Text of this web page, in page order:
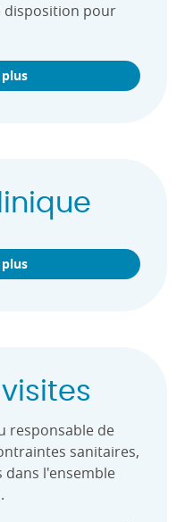
disposition pour
responsable de
sanitaires,
dans l'ensemble